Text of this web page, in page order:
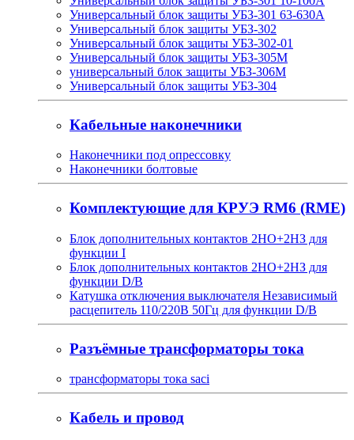
Универсальный блок защиты УБЗ-301 63-630А
Универсальный блок защиты УБЗ-302
Универсальный блок защиты УБЗ-302-01
Универсальный блок защиты УБЗ-305М
универсальный блок защиты УБЗ-306М
Универсальный блок защиты УБЗ-304
Кабельные наконечники
Наконечники под опрессовку
Наконечники болтовые
Комплектующие для КРУЭ RM6 (RME)
Блок дополнительных контактов 2НО+2НЗ для
функции I
Блок дополнительных контактов 2НО+2НЗ для
функции D/B
Катушка отключения выключателя Независимый
расцепитель 110/220В 50Гц для функции D/B
Разъёмные трансформаторы тока
трансформаторы тока saci
Кабель и провод